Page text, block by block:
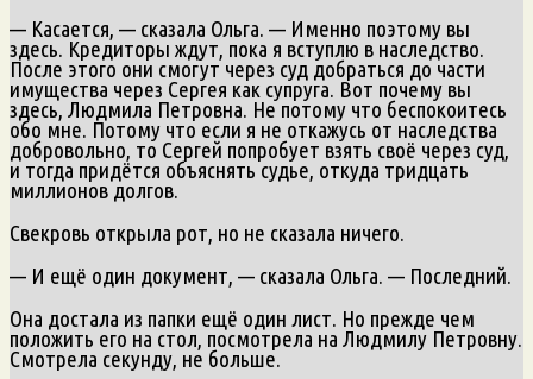
— Касается, — сказала Ольга. — Именно поэтому вы
здесь. Кредиторы ждут, пока я вступлю в наследство.
После этого они смогут через суд добраться до части
имущества через Сергея как супруга. Вот почему вы
здесь, Людмила Петровна. Не потому что беспокоитесь
обо мне. Потому что если я не откажусь от наследства
добровольно, то Сергей попробует взять своё через суд,
и тогда придётся объяснять судье, откуда тридцать
миллионов долгов.
Свекровь открыла рот, но не сказала ничего.
— И ещё один документ, — сказала Ольга. — Последний.
Она достала из папки ещё один лист. Но прежде чем
положить его на стол, посмотрела на Людмилу Петровну.
Смотрела секунду, не больше.